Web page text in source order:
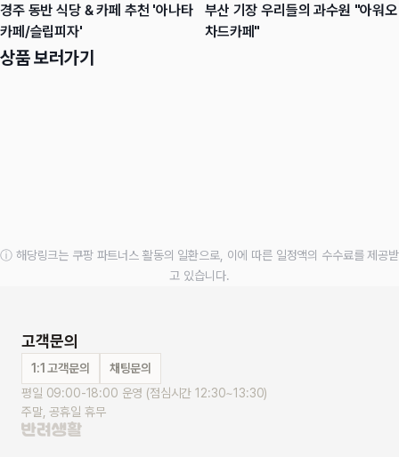
경주 동반 식당 & 카페 추천 '아나타
카페/슬립피자'
부산 기장 우리들의 과수원 "아워오
차드카페"
상품 보러가기
ⓘ 해당링크는 쿠팡 파트너스 활동의 일환으로, 이에 따른 일정액의 수수료를 제공받
고 있습니다.
고객문의
1:1 고객문의
채팅문의
평일 09:00-18:00 운영 (점심시간 12:30~13:30)
주말, 공휴일 휴무